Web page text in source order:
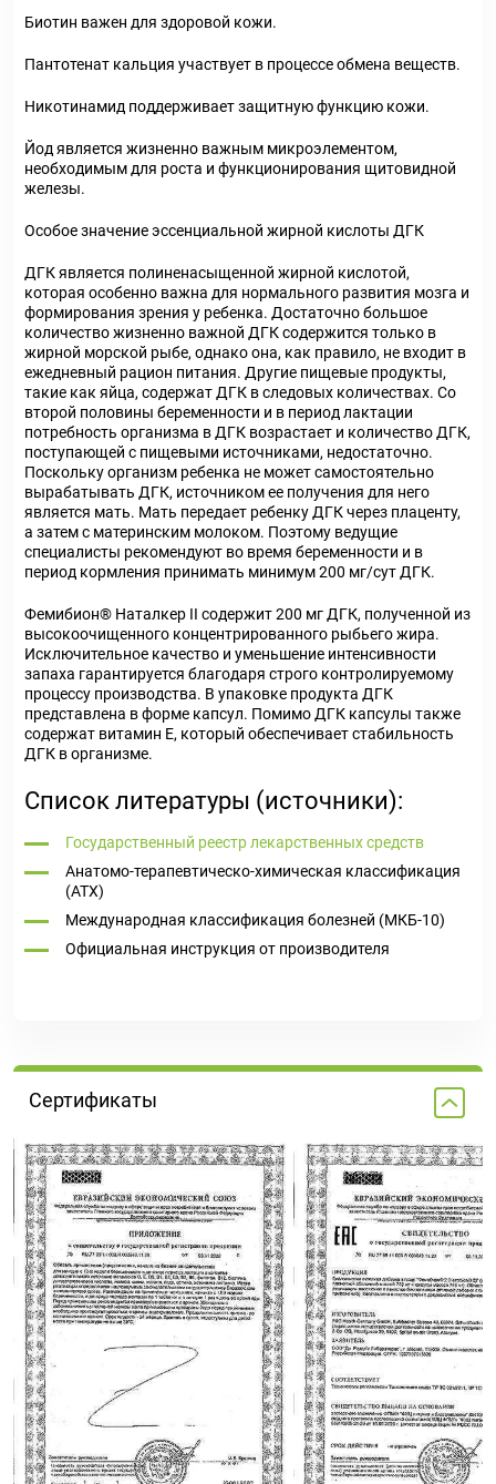
Биотин важен для здоровой кожи.
Пантотенат кальция участвует в процессе обмена веществ.
Никотинамид поддерживает защитную функцию кожи.
Йод является жизненно важным микроэлементом,
необходимым для роста и функционирования щитовидной
железы.
Особое значение эссенциальной жирной кислоты ДГК
ДГК является полиненасыщенной жирной кислотой,
которая особенно важна для нормального развития мозга и
формирования зрения у ребенка. Достаточно большое
количество жизненно важной ДГК содержится только в
жирной морской рыбе, однако она, как правило, не входит в
ежедневный рацион питания. Другие пищевые продукты,
такие как яйца, содержат ДГК в следовых количествах. Со
второй половины беременности и в период лактации
потребность организма в ДГК возрастает и количество ДГК,
поступающей с пищевыми источниками, недостаточно.
Поскольку организм ребенка не может самостоятельно
вырабатывать ДГК, источником ее получения для него
является мать. Мать передает ребенку ДГК через плаценту,
а затем с материнским молоком. Поэтому ведущие
специалисты рекомендуют во время беременности и в
период кормления принимать минимум 200 мг/сут ДГК.
Фемибион® Наталкер II содержит 200 мг ДГК, полученной из
высокоочищенного концентрированного рыбьего жира.
Исключительное качество и уменьшение интенсивности
запаха гарантируется благодаря строго контролируемому
процессу производства. В упаковке продукта ДГК
представлена в форме капсул. Помимо ДГК капсулы также
содержат витамин Е, который обеспечивает стабильность
ДГК в организме.
Список литературы (источники):
Государственный реестр лекарственных средств
Анатомо-терапевтическо-химическая классификация
(ATX)
Международная классификация болезней (МКБ-10)
Официальная инструкция от производителя
Сертификаты